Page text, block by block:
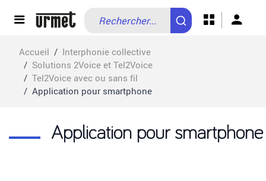
Allez au contenu
Accueil / Interphonie collective
/ Solutions 2Voice et Tel2Voice
/ Tel2Voice avec ou sans fil
/ Application pour smartphone
Application pour smartphone